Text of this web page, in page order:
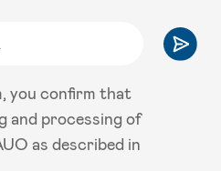
you confirm that
and processing of
as described in